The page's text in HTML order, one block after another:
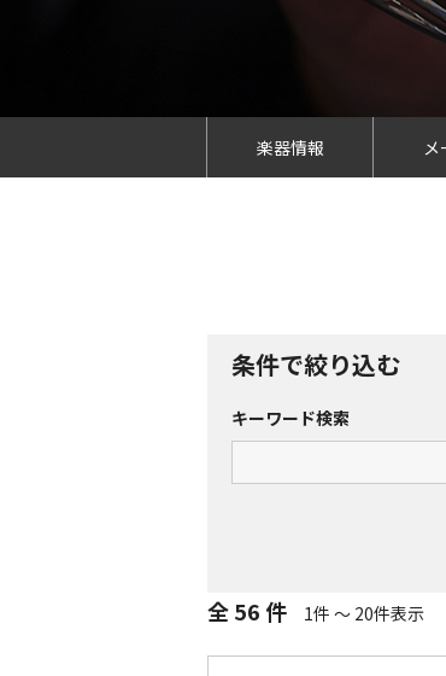
楽器情報 メ
条件で絞り込む
キーワード検索
全 56 件 1件 ～ 20件表示